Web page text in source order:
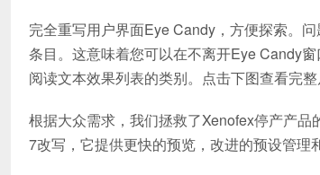
完全重写用户界面Eye Candy，方便探索。
条目。这意味着您可以在不离开Eye Candy
阅读文本效果列表的类别。点击下图查看完整
根据大众需求，我们拯救了Xenofex停产产
7改写，它提供更快的预览，改进的预设管理